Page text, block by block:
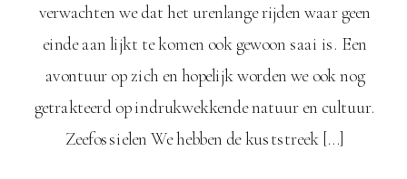
verwachten we dat het urenlange rijden waar geen
einde aan lijkt te komen ook gewoon saai is. Een
avontuur op zich en hopelijk worden we ook nog
getrakteerd op indrukwekkende natuur en cultuur.
Zeefossielen We hebben de kuststreek […]